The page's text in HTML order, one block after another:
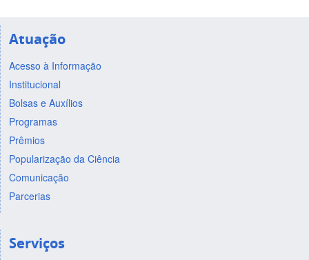
Atuação
Acesso à Informação
Institucional
Bolsas e Auxílios
Programas
Prêmios
Popularização da Ciência
Comunicação
Parcerias
Serviços